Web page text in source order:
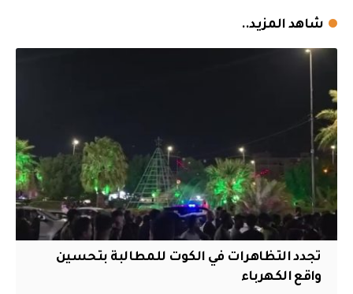
شاهد المزيد..
تجدد التظاهرات في الكوت للمطالبة بتحسين
واقع الكهرباء